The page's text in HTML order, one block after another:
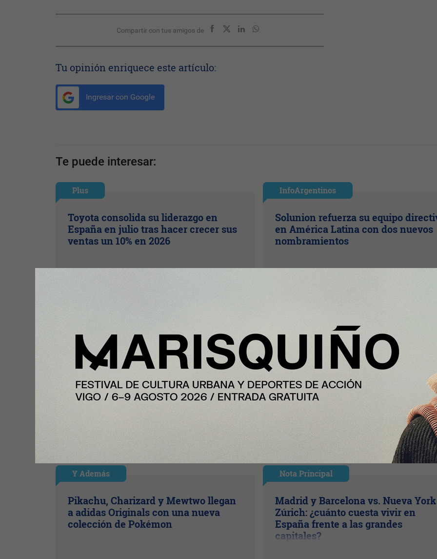
Compartir con tus amigos de
Tu opinión enriquece este artículo:
Ingresar con Google
Te puede interesar:
Plus
Toyota consolida su liderazgo en
España en julio tras hacer crecer sus
ventas un 10% en 2026
InfoArgentinos
Solunion refuerza su equipo
en América Latina con dos nuevos
nombramientos
Y Además
Pikachu, Charizard y Mewtwo llegan
a adidas Originals con una nueva
colección de Pokémon
Nota Principal
Madrid y Barcelona vs. Nueva
Zúrich: ¿cuánto cuesta vivir en
España frente a las grandes
capitales?